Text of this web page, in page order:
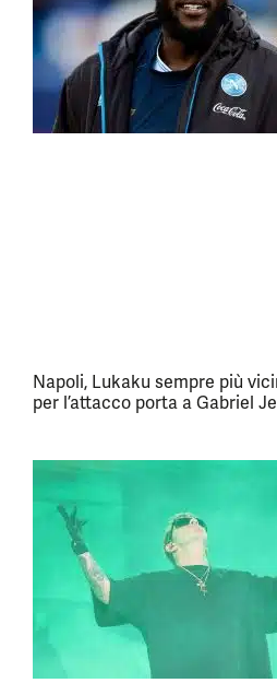
Napoli, Lukaku sempre più
per l’attacco porta a Gabriel